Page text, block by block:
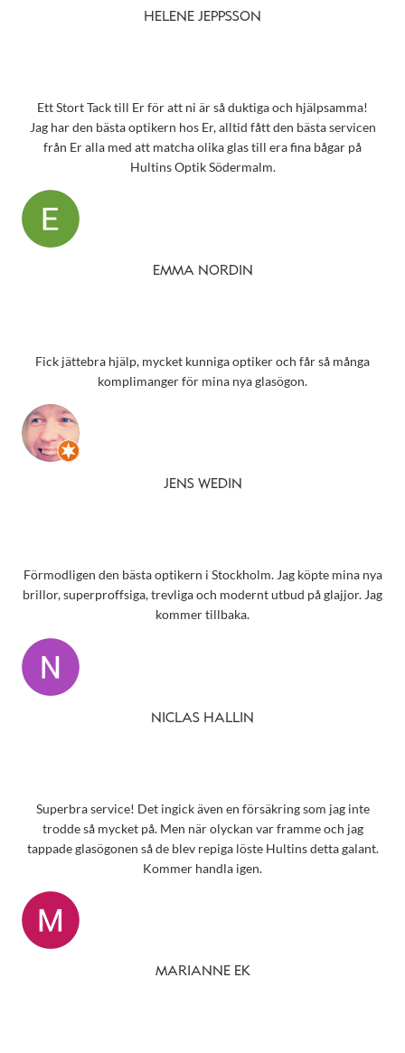
HELENE JEPPSSON
Ett Stort Tack till Er för att ni är så duktiga och hjälpsamma!
Jag har den bästa optikern hos Er, alltid fått den bästa servicen
från Er alla med att matcha olika glas till era fina bågar på
Hultins Optik Södermalm.
EMMA NORDIN
Fick jättebra hjälp, mycket kunniga optiker och får så många
komplimanger för mina nya glasögon.
JENS WEDIN
Förmodligen den bästa optikern i Stockholm. Jag köpte mina nya
brillor, superproffsiga, trevliga och modernt utbud på glajjor. Jag
kommer tillbaka.
NICLAS HALLIN
Superbra service! Det ingick även en försäkring som jag inte
trodde så mycket på. Men när olyckan var framme och jag
tappade glasögonen så de blev repiga löste Hultins detta galant.
Kommer handla igen.
MARIANNE EK